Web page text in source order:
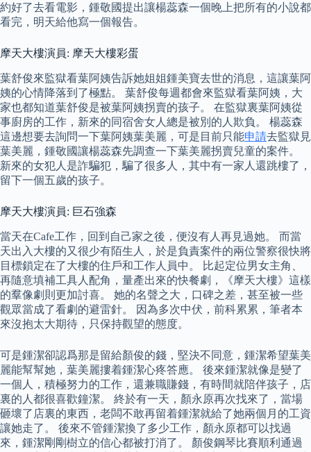
約好了去看電影，鍾敬國提出讓楊蕊森一個晚上把所有的小說都
看完，明天給他寫一個報告。
摩天大樓演員: 摩天大樓彩蛋
葉舒俊來監獄看葉阿姨告訴她姐姐鍾美寶去世的消息，這讓葉阿
姨的心情降落到了極點。 葉舒俊每週都會來監獄看葉阿姨，大
家也都知道葉舒俊是被葉阿姨拐賣的孩子。 在監獄裏葉阿姨從
事廚房的工作，新來的同宿舍女人總是被別的人欺負。 楊蕊森
這邊想要去詢問一下葉阿姨葉美麗，可是目前只能申請去監獄見
葉美麗，鍾敬國讓楊蕊森先調查一下葉美麗拐賣兒童的案件。
新來的女犯人是詐騙犯，騙了很多人，其中有一家人還跳樓了，
留下一個五歲的孩子。
摩天大樓演員: 巨石強森
當天在Cafe工作，回到自己家之後，便沒有人再見過她。 而當
天出入大樓的又很少有陌生人，於是負責案件的兩位警察很快將
目標鎖定在了大樓的住戶和工作人員中。 比起定位男女主角、
再隨意填補工具人配角，量產出來的快餐劇，《摩天大樓》這樣
的羣像劇則更加討喜。 她的名聲之大，口碑之差，甚至被一些
觀眾當成了看劇的避雷針。 因為多次中伏，前科累累，筆者本
來沒抱太大期待，只保持觀望的態度。
可是鍾潔卻認爲那是留給顏俊的錢，堅決不同意，鍾潔希望葉美
麗能幫幫她，葉美麗摟着鍾潔心疼答應。 後來鍾潔就像是變了
一個人，積極努力的工作，還兼職賺錢，有時間就陪伴孩子，店
裏的人都很喜歡鐘潔。 終於有一天，顏永原再次找來了，當場
砸壞了店裏的東西，老闆不敢再留着鍾潔就給了她兩個月的工資
讓她走了。 後來不管鍾潔換了多少工作，顏永原都可以找過
來，鍾潔剛剛樹立的信心都被打消了。 顏俊鋼琴比賽順利通過